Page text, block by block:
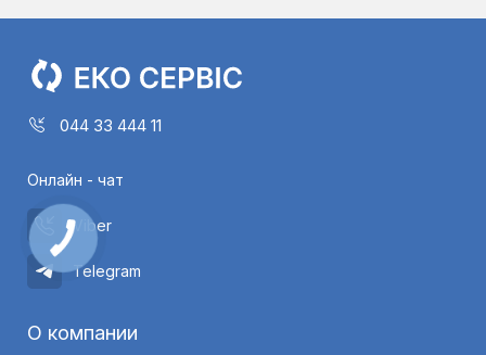
044 33 444 11
Онлайн - чат
Viber
Telegram
О компании